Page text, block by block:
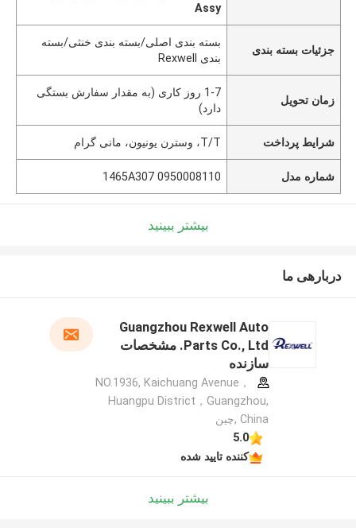
Assy
جزئیات بسته بندی
بسته بندی اصلی/بسته بندی خنثی/بسته
بندی Rexwell
زمان تحویل
1-7 روز کاری (به مقدار سفارش بستگی
دارد)
شرایط پرداخت T/T، وسترن یونیون، مانی گرام
شماره مدل 1465A307 0950008110
بیشتر ببینید
دربارهی ما
Guangzhou Rexwell Auto
Parts Co., Ltd. مشخصات
سازنده
NO.1936, Kaichuang Avenue，
Huangpu District，Guangzhou,
China ,چین
5.0
کننده تایید شده
بیشتر ببینید